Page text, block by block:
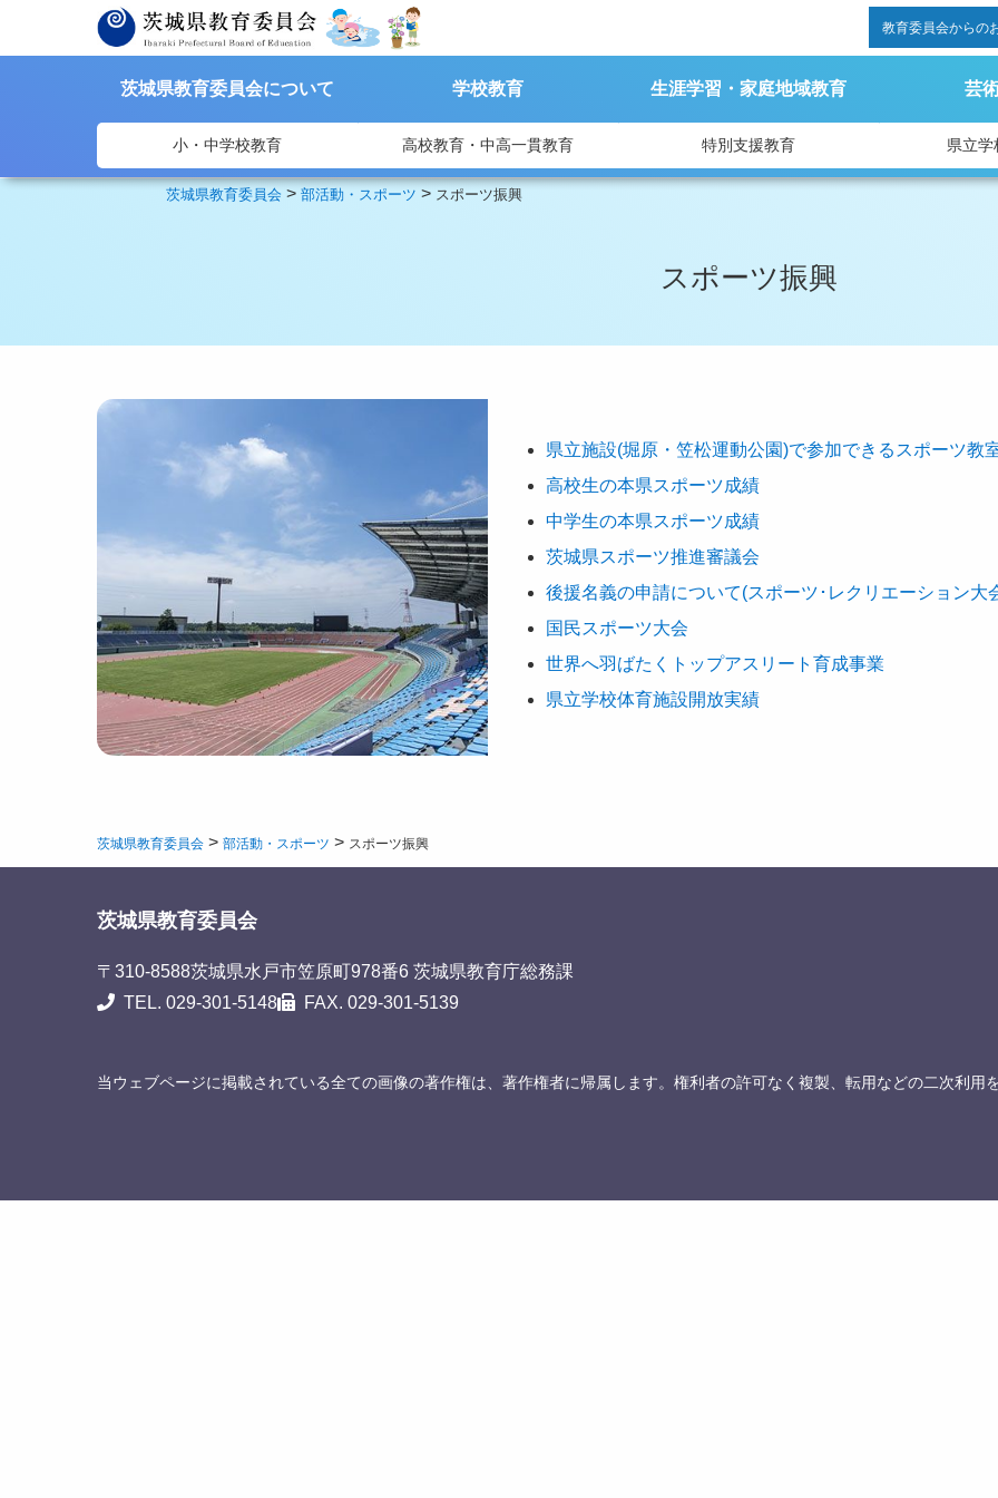
教育委員会からの
茨城県教育委員会について 学校教育 生涯学習・家庭地域教育 芸
小・中学校教育 高校教育・中高一貫教育 特別支援教育 県立学
茨城県教育委員会 >部活動・スポーツ > スポーツ振興
スポーツ振興
県立施設(堀原・笠松運動公園)で参加できるスポーツ教
高校生の本県スポーツ成績
中学生の本県スポーツ成績
茨城県スポーツ推進審議会
後援名義の申請について(スポーツ･レクリエーション大
国民スポーツ大会
世界へ羽ばたくトップアスリート育成事業
県立学校体育施設開放実績
茨城県教育委員会 > 部活動・スポーツ > スポーツ振興
茨城県教育委員会
〒310-8588茨城県水戸市笠原町978番6 茨城県教育庁総務課
TEL. 029-301-5148
FAX. 029-301-5139
当ウェブページに掲載されている全ての画像の著作権は、著作権者に帰属します。権利者の許可なく複製、転用などの二次利用